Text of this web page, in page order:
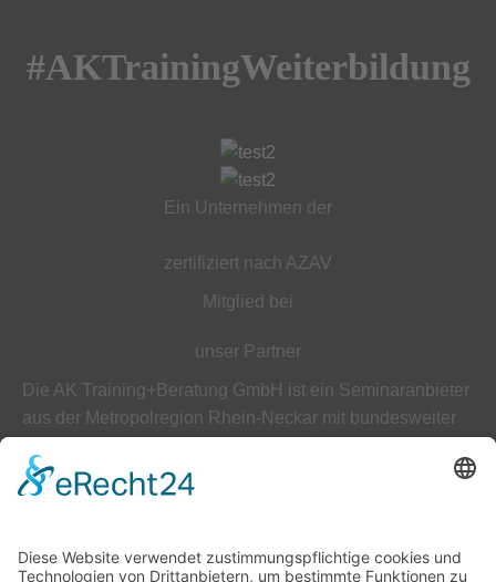
#AKTrainingWeiterbildung
Ein Unternehmen der
zertifiziert nach AZAV
Mitglied bei
unser Partner
Die AK Training+Beratung GmbH ist ein Seminaranbieter
aus der Metropolregion Rhein-Neckar mit bundesweiter
ÜBER UNS
Datenschutz